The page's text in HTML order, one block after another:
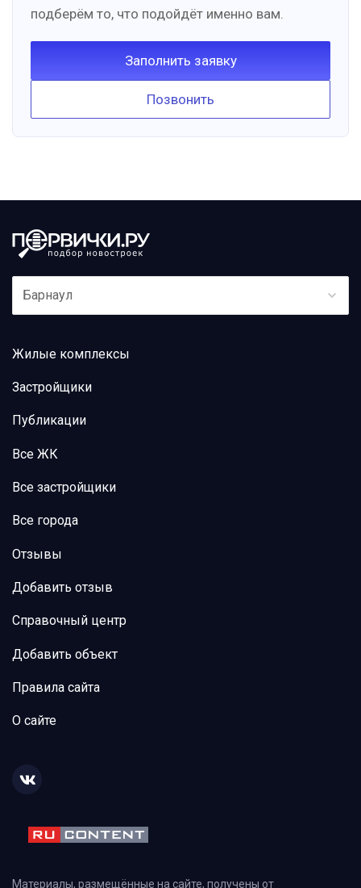
подберём то, что подойдёт именно вам.
Заполнить заявку
Позвонить
Барнаул
Жилые комплексы
Застройщики
Публикации
Все ЖК
Все застройщики
Все города
Отзывы
Добавить отзыв
Справочный центр
Добавить объект
Правила сайта
О сайте
Материалы, размещённые на сайте, получены от